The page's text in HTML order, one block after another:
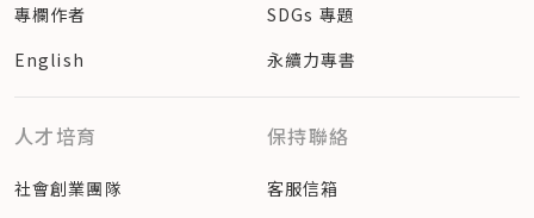
專欄作者
English
SDGs 專題
永續力專書
人才培育
社會創業團隊
保持聯絡
客服信箱